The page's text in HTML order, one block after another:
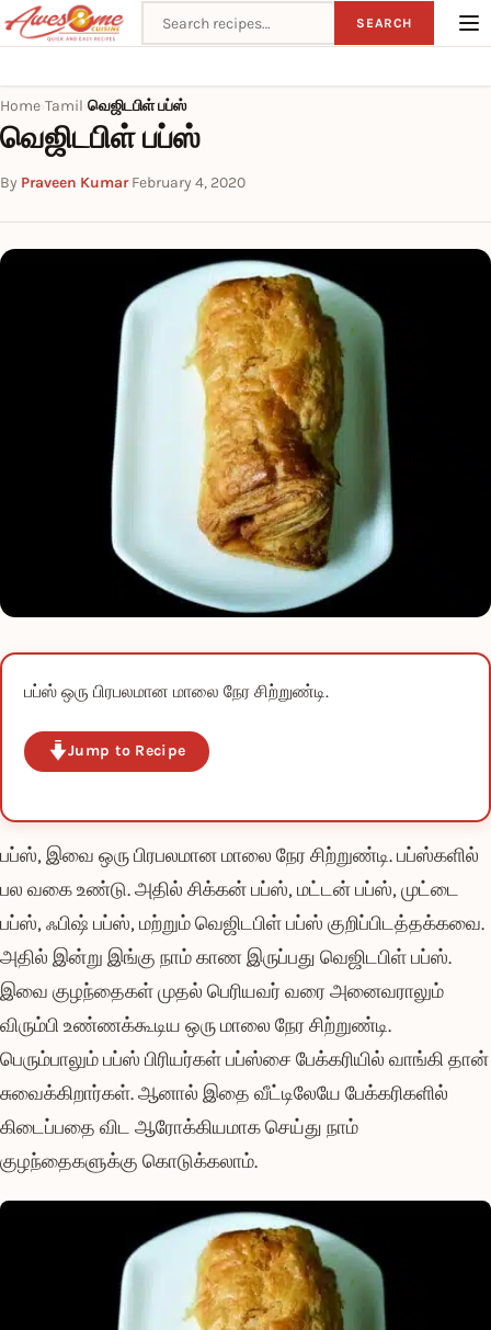
Search recipes SEARCH
Home Tamil வெஜிடபிள் பப்ஸ்
வெஜிடபிள் பப்ஸ்
By Praveen Kumar·February 4, 2020
பப்ஸ் ஒரு பிரபலமான மாலை நேர சிற்றுண்டி.
Jump to Recipe
பப்ஸ், இவை ஒரு பிரபலமான மாலை நேர சிற்றுண்டி. பப்ஸ்களில்
பல வகை உண்டு. அதில் சிக்கன் பப்ஸ், மட்டன் பப்ஸ், முட்டை
பப்ஸ், ஃபிஷ் பப்ஸ், மற்றும் வெஜிடபிள் பப்ஸ் குறிப்பிடத்தக்கவை.
அதில் இன்று இங்கு நாம் காண இருப்பது வெஜிடபிள் பப்ஸ்.
இவை குழந்தைகள் முதல் பெரியவர் வரை அனைவராலும்
விரும்பி உண்ணக்கூடிய ஒரு மாலை நேர சிற்றுண்டி.
பெரும்பாலும் பப்ஸ் பிரியர்கள் பப்ஸ்சை பேக்கரியில் வாங்கி தான்
சுவைக்கிறார்கள். ஆனால் இதை வீட்டிலேயே பேக்கரிகளில்
கிடைப்பதை விட ஆரோக்கியமாக செய்து நாம்
குழந்தைகளுக்கு கொடுக்கலாம்.